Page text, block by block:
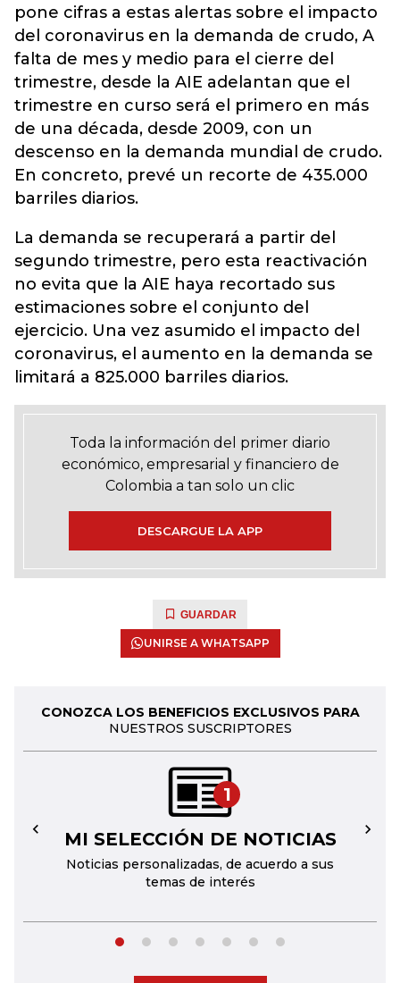
pone cifras a estas alertas sobre el impacto
del coronavirus en la demanda de crudo, A
falta de mes y medio para el cierre del
trimestre, desde la AIE adelantan que el
trimestre en curso será el primero en más
de una década, desde 2009, con un
descenso en la demanda mundial de crudo.
En concreto, prevé un recorte de 435.000
barriles diarios.
La demanda se recuperará a partir del
segundo trimestre, pero esta reactivación
no evita que la AIE haya recortado sus
estimaciones sobre el conjunto del
ejercicio. Una vez asumido el impacto del
coronavirus, el aumento en la demanda se
limitará a 825.000 barriles diarios.
Toda la información del primer diario
económico, empresarial y financiero de
Colombia a tan solo un clic
DESCARGUE LA APP
GUARDAR
UNIRSE A WHATSAPP
CONOZCA LOS BENEFICIOS EXCLUSIVOS PARA
NUESTROS SUSCRIPTORES
1
MI SELECCIÓN DE NOTICIAS
Noticias personalizadas, de acuerdo a sus
temas de interés
← →